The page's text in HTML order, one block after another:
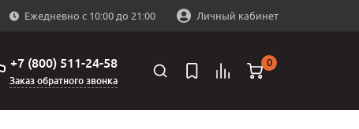
Ежедневно с 10:00 до 21:00 Личный кабинет
+7 (800) 511-24-58
Заказ обратного звонка
0